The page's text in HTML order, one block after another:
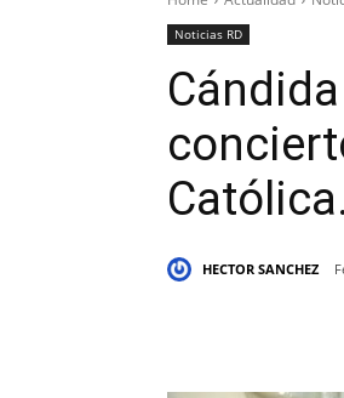
Noticias RD
HECTOR SANCHEZ